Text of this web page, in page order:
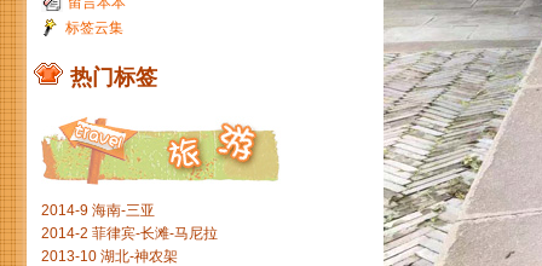
标签云集
热门标签
2014-9 海南-三亚
2014-2 菲律宾-长滩-马尼拉
2013-10 湖北-神农架